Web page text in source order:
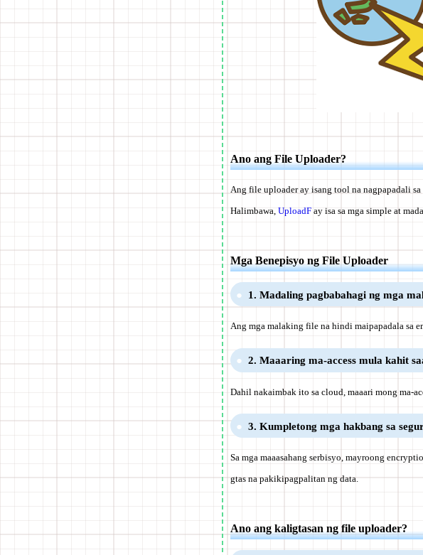
Ano ang File Uploader?
Ang file uploader ay isang tool na nagpapadali
Halimbawa, UploadF ay isa sa mga simple at
Mga Benepisyo ng File Uploader
1. Madaling pagbabahagi ng mga
Ang mga malaking file na hindi maipapadala sa
2. Maaaring ma-access mula kahit
Dahil nakaimbak ito sa cloud, maaari mong ma-
3. Kumpletong mga hakbang sa
Sa mga maaasahang serbisyo, mayroong
gtas na pakikipagpalitan ng data.
Ano ang kaligtasan ng file uploader?